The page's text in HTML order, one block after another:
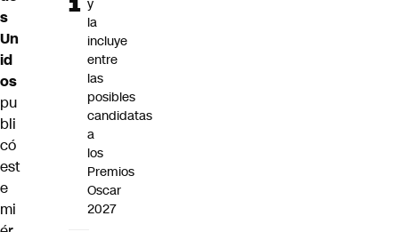
s
Un
id
os
pu
bli
có
est
e
mi
y
la
incluye
entre
las
posibles
candidatas
a
los
Premios
Oscar
2027